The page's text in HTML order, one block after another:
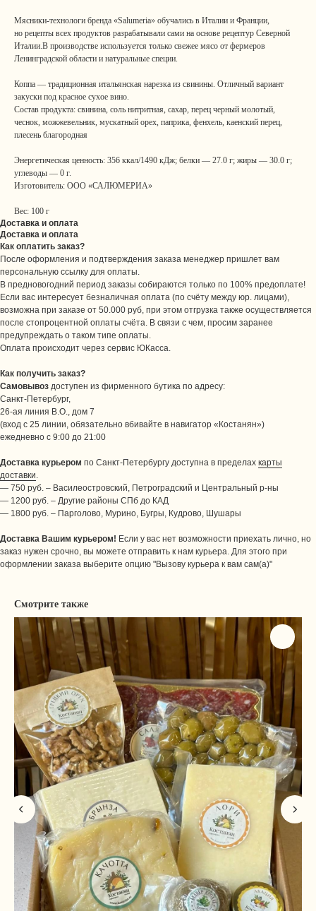
Мясники-технологи бренда «Salumeria» обучались в Италии и Франции,
но рецепты всех продуктов разрабатывали сами на основе рецептур Северной
Италии.В производстве используется только свежее мясо от фермеров
Ленинградской области и натуральные специи.
Коппа — традиционная итальянская нарезка из свинины. Отличный вариант
закуски под красное сухое вино.
Состав продукта: свинина, соль нитритная, сахар, перец черный молотый,
чеснок, можжевельник, мускатный орех, паприка, фенхель, каенский перец,
плесень благородная
Энергетическая ценность: 356 ккал/1490 кДж; белки — 27.0 г; жиры — 30.0 г;
углеводы — 0 г.
Изготовитель: ООО «САЛЮМЕРИА»
Вес: 100 г
Доставка и оплата
Доставка и оплата
Как оплатить заказ?
После оформления и подтверждения заказа менеджер пришлет вам
персональную ссылку для оплаты.
В предновогодний период заказы собираются только по 100% предоплате!
Если вас интересует безналичная оплата (по счёту между юр. лицами),
возможна при заказе от 50.000 руб, при этом отгрузка также осуществляется
после стопроцентной оплаты счёта. В связи с чем, просим заранее
предупреждать о таком типе оплаты.
Оплата происходит через сервис ЮКасса.
Как получить заказ?
Самовывоз доступен из фирменного бутика по адресу:
Санкт-Петербург,
26-ая линия В.О., дом 7
(вход с 25 линии, обязательно вбивайте в навигатор «Костанян»)
ежедневно с 9:00 до 21:00
Доставка курьером по Санкт-Петербургу доступна в пределах карты
доставки.
— 750 руб. – Василеостровский, Петроградский и Центральный р-ны
— 1200 руб. – Другие районы СПб до КАД
— 1800 руб. – Парголово, Мурино, Бугры, Кудрово, Шушары
Доставка Вашим курьером! Если у вас нет возможности приехать лично, но
заказ нужен срочно, вы можете отправить к нам курьера. Для этого при
оформлении заказа выберите опцию "Вызову курьера к вам сам(а)"
Смотрите также